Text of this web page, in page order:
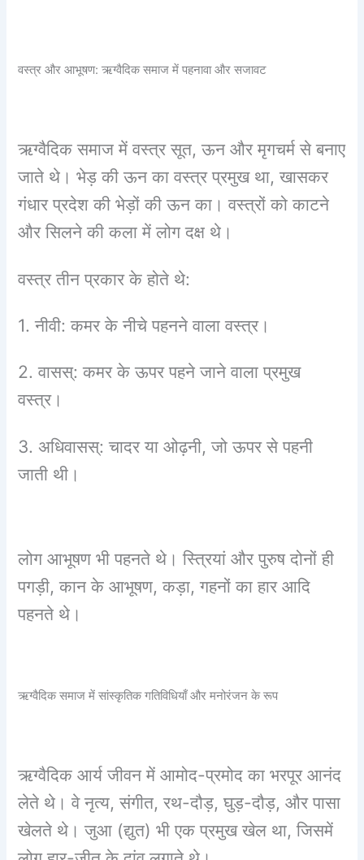
वस्त्र और आभूषण: ऋग्वैदिक समाज में पहनावा और सजावट
ऋग्वैदिक समाज में वस्त्र सूत, ऊन और मृगचर्म से बनाए
जाते थे। भेड़ की ऊन का वस्त्र प्रमुख था, खासकर
गंधार प्रदेश की भेड़ों की ऊन का। वस्त्रों को काटने
और सिलने की कला में लोग दक्ष थे।
वस्त्र तीन प्रकार के होते थे:
1. नीवी: कमर के नीचे पहनने वाला वस्त्र।
2. वासस्: कमर के ऊपर पहने जाने वाला प्रमुख
वस्त्र।
3. अधिवासस्: चादर या ओढ़नी, जो ऊपर से पहनी
जाती थी।
लोग आभूषण भी पहनते थे। स्त्रियां और पुरुष दोनों ही
पगड़ी, कान के आभूषण, कड़ा, गहनों का हार आदि
पहनते थे।
ऋग्वैदिक समाज में सांस्कृतिक गतिविधियाँ और मनोरंजन के रूप
ऋग्वैदिक आर्य जीवन में आमोद-प्रमोद का भरपूर आनंद
लेते थे। वे नृत्य, संगीत, रथ-दौड़, घुड़-दौड़, और पासा
खेलते थे। जुआ (द्युत) भी एक प्रमुख खेल था, जिसमें